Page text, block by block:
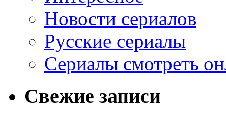
Новости сериалов
Русские сериалы
Сериалы смотреть
Свежие записи